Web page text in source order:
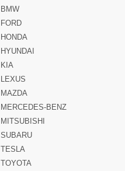
BMW
FORD
HONDA
HYUNDAI
KIA
LEXUS
MAZDA
MERCEDES-BENZ
MITSUBISHI
SUBARU
TESLA
TOYOTA